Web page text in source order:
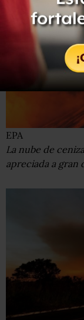
EPA
La nube de
apreciada a gran